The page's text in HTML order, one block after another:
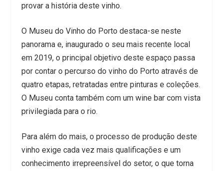
provar a história deste vinho.
O Museu do Vinho do Porto destaca-se neste
panorama e, inaugurado o seu mais recente local
em 2019, o principal objetivo deste espaço passa
por contar o percurso do vinho do Porto através de
quatro etapas, retratadas entre pinturas e coleções.
O Museu conta também com um wine bar com vista
privilegiada para o rio.
Para além do mais, o processo de produção deste
vinho exige cada vez mais qualificações e um
conhecimento irrepreensível do setor, o que torna